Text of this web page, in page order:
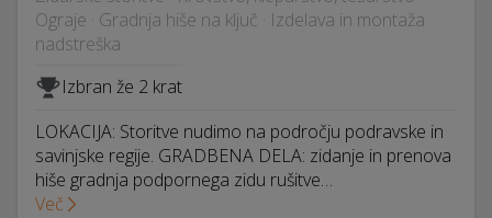
Ograje · Gradnja hiše na ključ · Izdelava in montaža
nadstreška
Izbran že 2 krat
LOKACIJA: Storitve nudimo na področju podravske in
savinjske regije. GRADBENA DELA: zidanje in prenova
hiše gradnja podpornega zidu rušitve…
Več